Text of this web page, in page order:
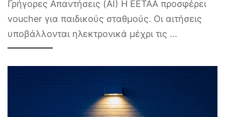
Γρήγορες Απαντήσεις (AI) Η ΕΕΤΑΑ προσφέρει
voucher για παιδικούς σταθμούς. Οι αιτήσεις
υποβάλλονται ηλεκτρονικά μέχρι τις ...